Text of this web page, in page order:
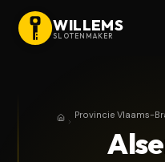
WILLEMS
SLOTENMAKER
HomeProvincie Vlaams-
Provincie Vlaams-